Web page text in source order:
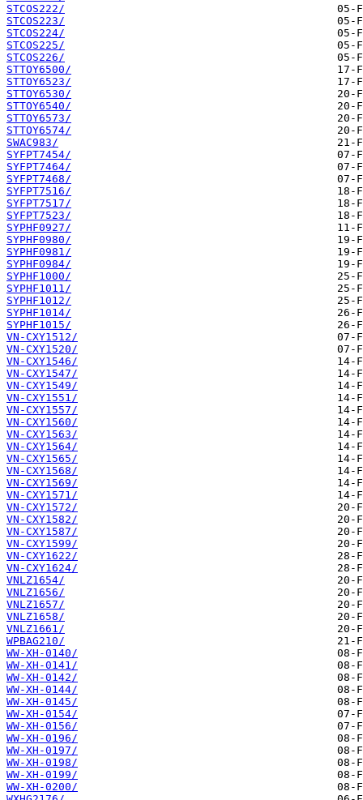
STCOS222/
STCOS223/
STCOS224/
STCOS225/
STCOS226/
STTOY6500/
STTOY6523/
STTOY6530/
STTOY6540/
STTOY6573/
STTOY6574/
SWAC983/
SYFPT7454/
SYFPT7464/
SYFPT7468/
SYFPT7516/
SYFPT7517/
SYFPT7523/
SYPHF0927/
SYPHF0980/
SYPHF0981/
SYPHF0984/
SYPHF1000/
SYPHF1011/
SYPHF1012/
SYPHF1014/
SYPHF1015/
VN-CXY1512/
VN-CXY1520/
VN-CXY1546/
VN-CXY1547/
VN-CXY1549/
VN-CXY1551/
VN-CXY1557/
VN-CXY1560/
VN-CXY1563/
VN-CXY1564/
VN-CXY1565/
VN-CXY1568/
VN-CXY1569/
VN-CXY1571/
VN-CXY1572/
VN-CXY1582/
VN-CXY1587/
VN-CXY1599/
VN-CXY1622/
VN-CXY1624/
VNLZ1654/
VNLZ1656/
VNLZ1657/
VNLZ1658/
VNLZ1661/
WPBAG210/
WW-XH-0140/
WW-XH-0141/
WW-XH-0142/
WW-XH-0144/
WW-XH-0145/
WW-XH-0154/
WW-XH-0156/
WW-XH-0196/
WW-XH-0197/
WW-XH-0198/
WW-XH-0199/
WW-XH-0200/